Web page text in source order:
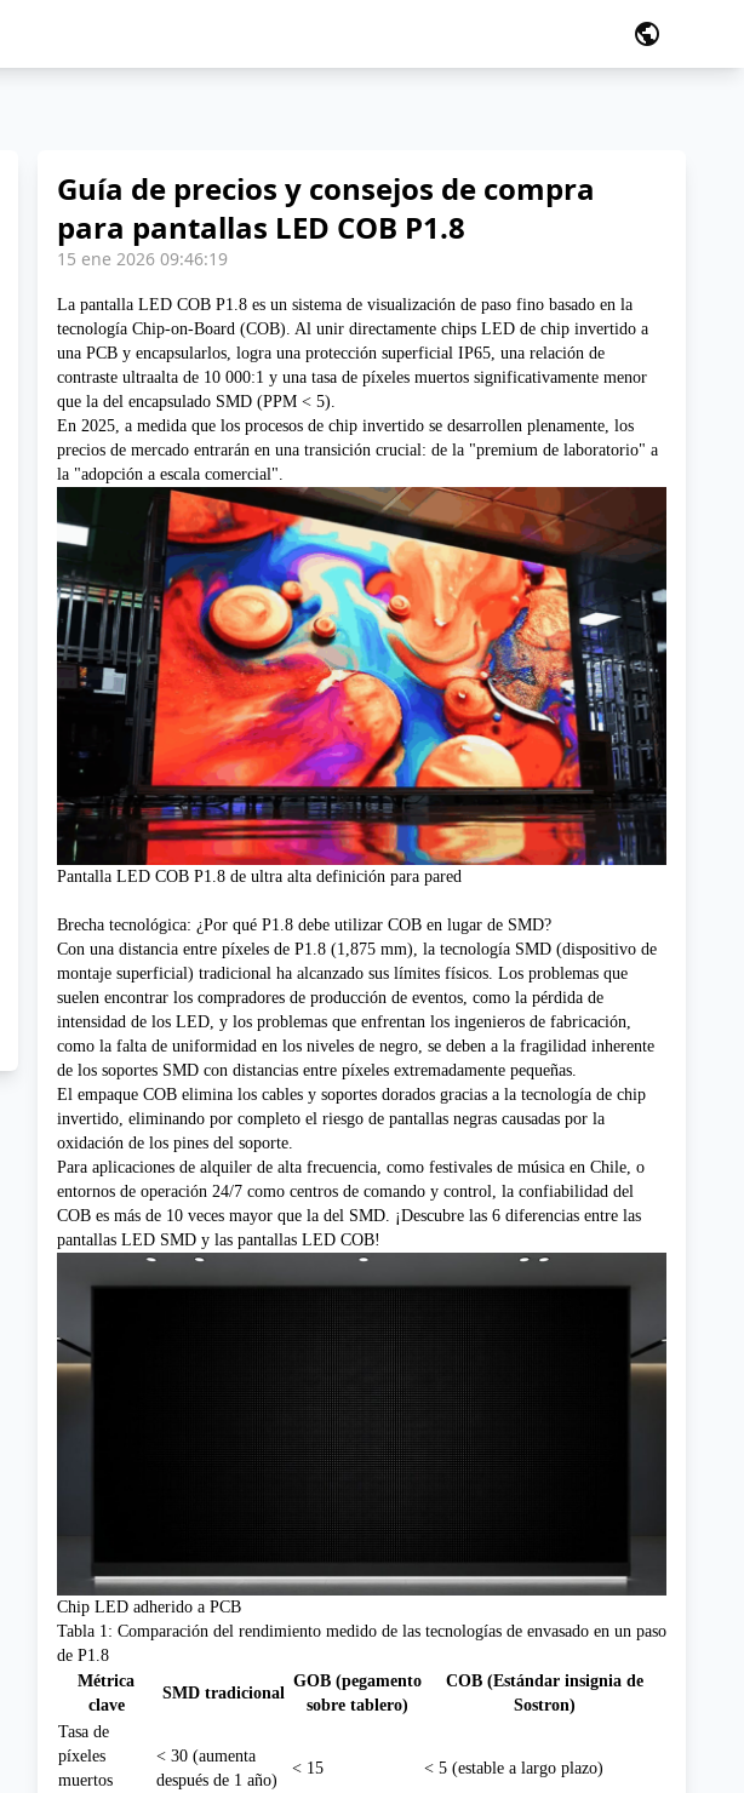
public
Guía de precios y consejos de compra
para pantallas LED COB P1.8
15 ene 2026 09:46:19
La pantalla LED COB P1.8 es un sistema de visualización de paso fino basado en la
tecnología Chip-on-Board (COB). Al unir directamente chips LED de chip invertido a
una PCB y encapsularlos, logra una protección superficial IP65, una relación de
contraste ultraalta de 10 000:1 y una tasa de píxeles muertos significativamente menor
que la del encapsulado SMD (PPM < 5).
En 2025, a medida que los procesos de chip invertido se desarrollen plenamente, los
precios de mercado entrarán en una transición crucial: de la "premium de laboratorio" a
la "adopción a escala comercial".
Pantalla LED COB P1.8 de ultra alta definición para pared
Brecha tecnológica: ¿Por qué P1.8 debe utilizar COB en lugar de SMD?
Con una distancia entre píxeles de P1.8 (1,875 mm), la tecnología SMD (dispositivo de
montaje superficial) tradicional ha alcanzado sus límites físicos. Los problemas que
suelen encontrar los compradores de producción de eventos, como la pérdida de
intensidad de los LED, y los problemas que enfrentan los ingenieros de fabricación,
como la falta de uniformidad en los niveles de negro, se deben a la fragilidad inherente
de los soportes SMD con distancias entre píxeles extremadamente pequeñas.
El empaque COB elimina los cables y soportes dorados gracias a la tecnología de chip
invertido, eliminando por completo el riesgo de pantallas negras causadas por la
oxidación de los pines del soporte.
Para aplicaciones de alquiler de alta frecuencia, como festivales de música en Chile, o
entornos de operación 24/7 como centros de comando y control, la confiabilidad del
COB es más de 10 veces mayor que la del SMD. ¡Descubre las 6 diferencias entre las
pantallas LED SMD y las pantallas LED COB!
Chip LED adherido a PCB
Tabla 1: Comparación del rendimiento medido de las tecnologías de envasado en un paso
de P1.8
Métrica
clave
SMD tradicional
GOB (pegamento
sobre tablero)
COB (Estándar insignia de
Sostron)
Tasa de
píxeles
muertos
< 30 (aumenta
después de 1 año)
< 15 < 5 (estable a largo plazo)